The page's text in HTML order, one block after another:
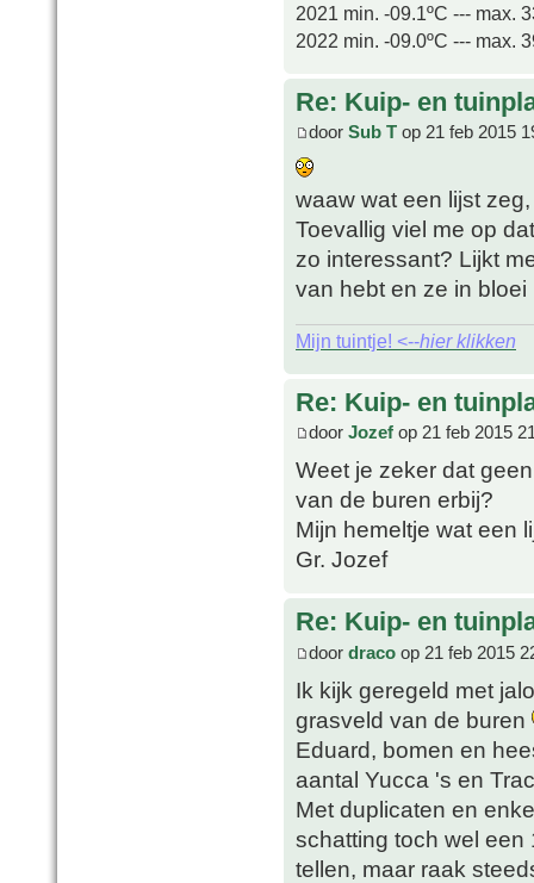
2021 min. -09.1ºC --- max.
2022 min. -09.0ºC --- max.
Re: Kuip- en
door Sub T op 21 feb 2015
waaw wat een lijst
Toevallig viel me op
zo interessant? Lijkt
van hebt en ze in
Mijn tuintje! <--hier klikken
Re: Kuip- en
door Jozef op 21 feb 2015
Weet je zeker dat
van de buren erbij?
Mijn hemeltje wat een
Gr. Jozef
Re: Kuip- en
door draco op 21 feb 2015
Ik kijk geregeld met
grasveld van de buren
Eduard, bomen en
aantal Yucca 's en
Met duplicaten en
schatting toch wel een
tellen, maar raak